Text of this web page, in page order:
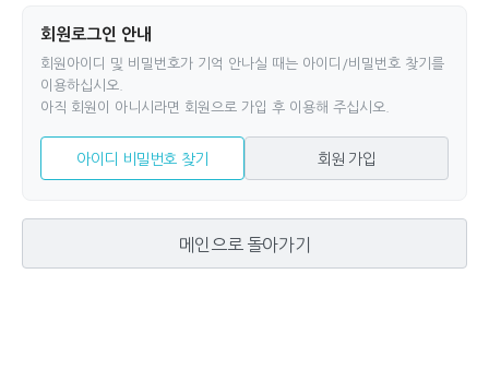
회원로그인 안내
회원아이디 및 비밀번호가 기억 안나실 때는 아이디/비밀번호 찾기를
이용하십시오.
아직 회원이 아니시라면 회원으로 가입 후 이용해 주십시오.
아이디 비밀번호 찾기 회원 가입
메인으로 돌아가기